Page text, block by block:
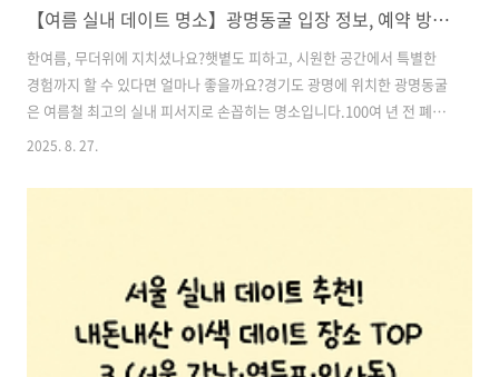
【여름 실내 데이트 명소】광명동굴 입장 정보, 예약 방법, 추천 코스, 꿀팁 총정리, 무더위 피하기 딱 좋은 예술과 자연이 공존하는 힐링 명소
한여름, 무더위에 지치셨나요?햇볕도 피하고, 시원한 공간에서 특별한
경험까지 할 수 있다면 얼마나 좋을까요?경기도 광명에 위치한 광명동굴
은 여름철 최고의 실내 피서지로 손꼽히는 명소입니다.100여 년 전 폐광
된 탄광이 예술과 빛의 공간으로 재탄생하여, 더운 여름에도 긴팔 겉옷
SNS에서 입소문 난 조형물과 빛의 예술 전시는 연인과의 특별한 데이트,
색해질 특별한 실내 여행지, 광명동굴로 함께 떠나보실까요? 목차1. 광
명동굴 기본 정보 2. 한여름에도 쾌적한 실내 온도! 천연 냉방의 진가 3.
2025. 8. 27.